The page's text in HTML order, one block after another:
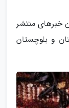
خبرهای منتشر
و بلوچستان